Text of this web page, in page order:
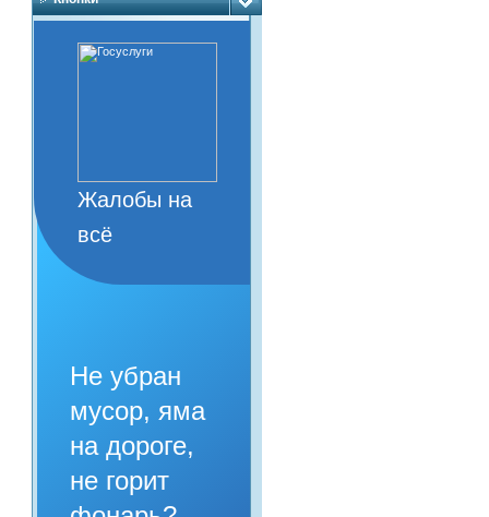
Жалобы на
всё
Не убран
мусор, яма
на дороге,
не горит